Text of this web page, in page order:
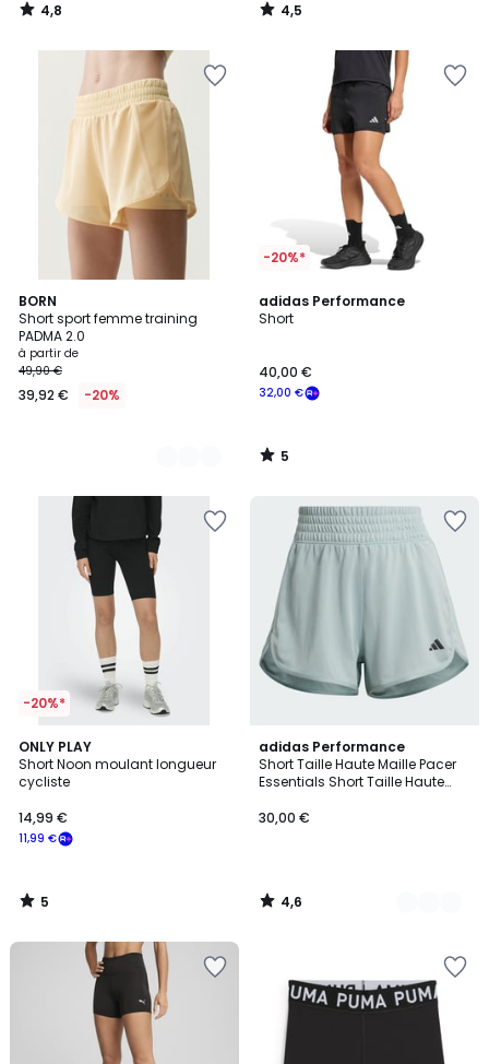
4,8
/
4,5
/
BORN
Short sport femme training
PADMA 2.0
à partir de
49,90 €
39,92 € -20%
7
Couleurs
-20%*
adidas Performance
Short
32,00 €
40,00 €
5
/
5
/
-20%*
ONLY PLAY
Short Noon moulant longueur
cycliste
11,99 €
14,99 €
5
/
5
5
/
adidas Performance
Short Taille Haute Maille Pacer
Essentials Short Taille Haute
30,00 €
4,6
/ 5
2
Couleurs
4,6
/